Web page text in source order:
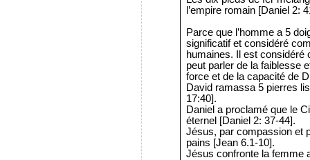
l’empire romain [Daniel 2:
Parce que l’homme a 5
significatif et considéré
humaines. Il est considéré
peut parler de la faiblesse
force et de la capacité de
David ramassa 5 pierres
17:40].
Daniel a proclamé que le
éternel [Daniel 2: 37-44].
Jésus, par compassion et
pains [Jean 6.1-10].
Jésus confronte la femme